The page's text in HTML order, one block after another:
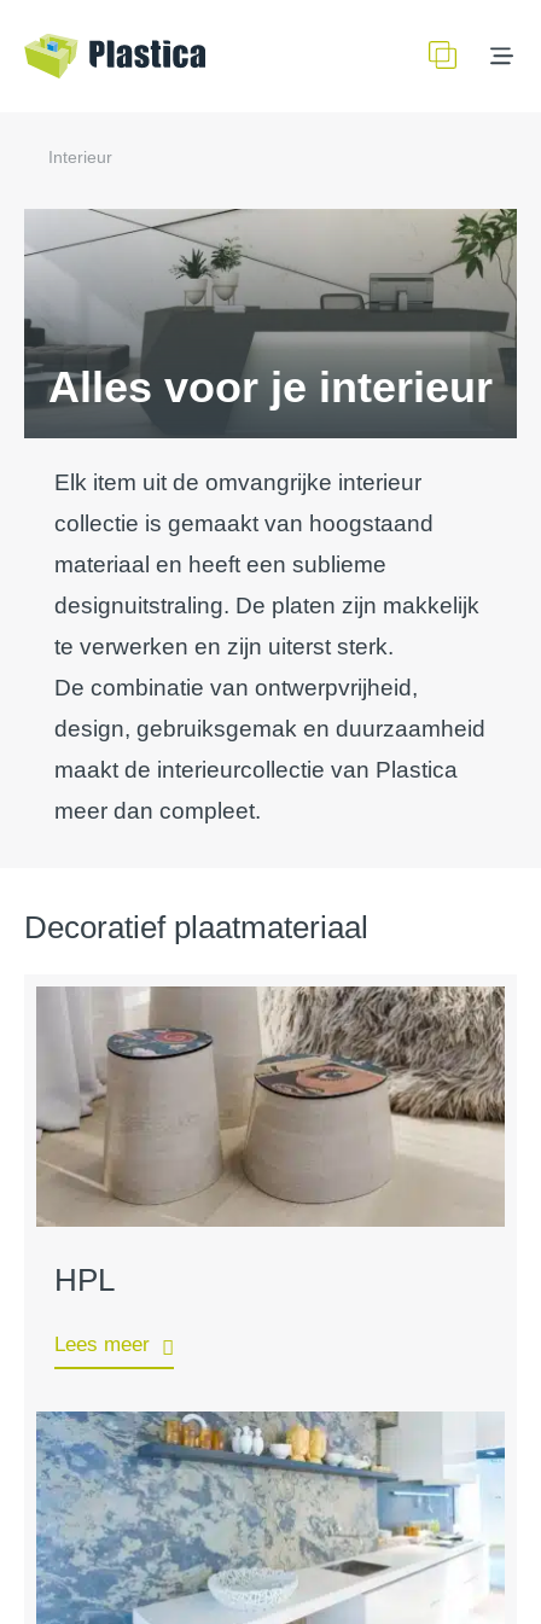
Interieur
Alles voor je interieur
Elk item uit de omvangrijke interieur
collectie is gemaakt van hoogstaand
materiaal en heeft een sublieme
designuitstraling. De platen zijn makkelijk
te verwerken en zijn uiterst sterk.
De combinatie van ontwerpvrijheid,
design, gebruiksgemak en duurzaamheid
maakt de interieurcollectie van Plastica
meer dan compleet.
Decoratief plaatmateriaal
HPL
Lees meer